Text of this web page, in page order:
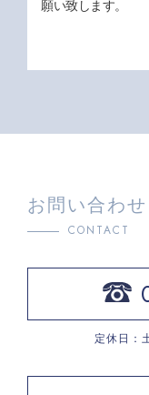
願い致します。
お問い合わせ
CONTACT
定休日：